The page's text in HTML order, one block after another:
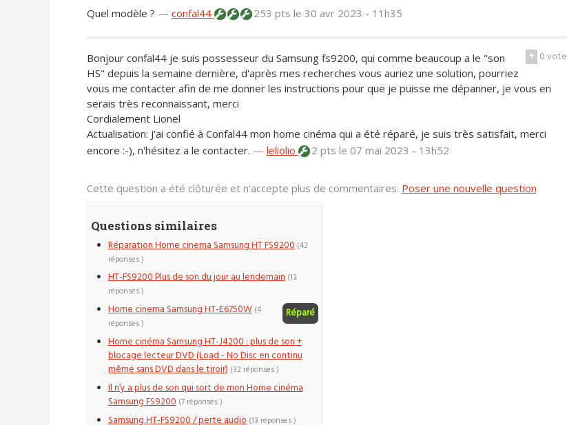
Quel modèle ? — confal44 253 pts le 30 avr 2023 - 11h35
+ 0vote
Bonjour confal44 je suis possesseur du Samsung fs9200, qui comme beaucoup a le "son
HS" depuis la semaine dernière, d'après mes recherches vous auriez une solution, pourriez
vous me contacter afin de me donner les instructions pour que je puisse me dépanner, je vous en
serais très reconnaissant, merci
Cordialement Lionel
Actualisation: J'ai confié à Confal44 mon home cinéma qui a été réparé, je suis très satisfait, merci
encore :-), n'hésitez a le contacter. — leliolio 2 pts le 07 mai 2023 - 13h52
Cette question a été clôturée et n'accepte plus de commentaires. Poser une nouvelle question
Questions similaires
Réparation Home cinema Samsung HT FS9200 (42
réponses )
HT-FS9200 Plus de son du jour au lendemain (13
réponses )
Home cinema Samsung HT-E6750W Réparé
(4
réponses )
Home cinéma Samsung HT-J4200 : plus de son +
blocage lecteur DVD (Load - No Disc en continu
même sans DVD dans le tiroir) (32 réponses )
Il n’y a plus de son qui sort de mon Home cinéma
Samsung FS9200 (7 réponses )
Samsung HT-FS9200 / perte audio (13 réponses )